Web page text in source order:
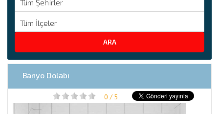
Banyo Dolabı
0 / 5